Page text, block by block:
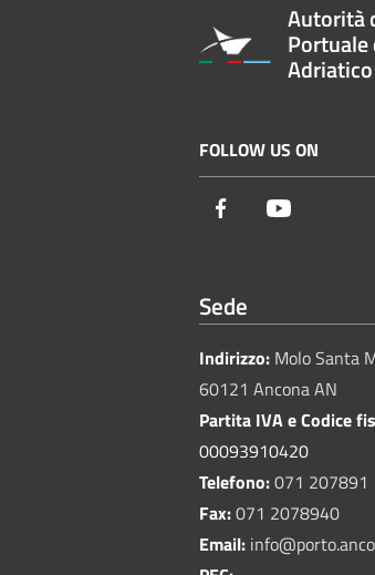
Autorità
Portuale
FOLLOW US ON
Facebook
Sede
Indirizzo: Molo Santa
60121 Ancona AN
Partita IVA e Codice
00093910420
Telefono:071 207891
Fax:071 2078940
Email: